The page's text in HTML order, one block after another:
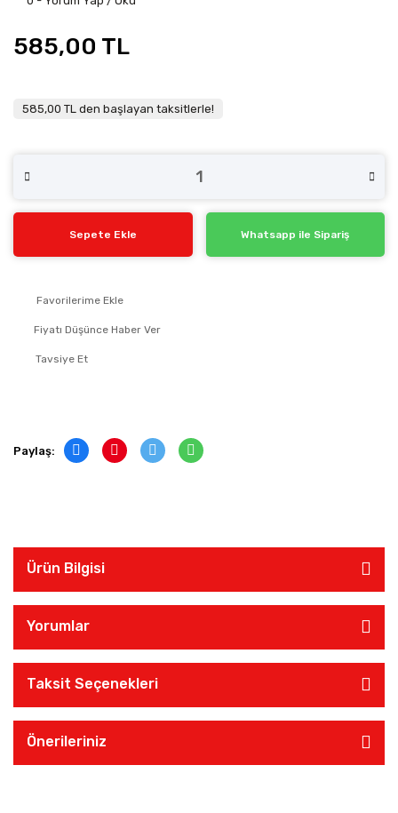
585,00 TL
585,00 TL den başlayan taksitlerle!
Sepete Ekle Whatsapp ile Sipariş
Fiyatı Düşünce Haber Ver
Tavsiye Et
Paylaş:
Ürün Bilgisi
Yorumlar
Taksit Seçenekleri
Önerileriniz